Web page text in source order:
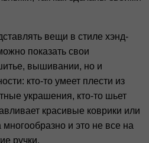
вещи в стиле хэнд-
показать свои
вышивании, но и
кто-то умеет плести из
украшения, кто-то шьет
красивые коврики или
и это не все на
ручки.